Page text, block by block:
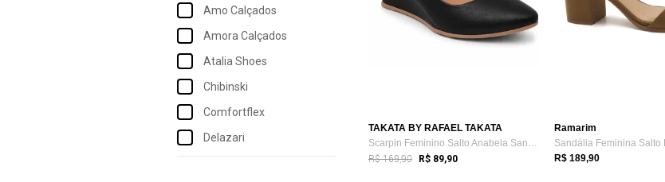
Amo Calçados
Amora Calçados
Atalia Shoes
Chibinski
Comfortflex
Delazari
TAKATA BY RAFAEL TAKATA
Scarpin Feminino Salto Anabela Sandália ...
R$ 169,90 R$ 89,90
Ramarim
R$ 189,90